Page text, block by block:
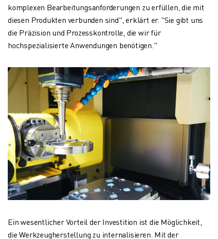
komplexen Bearbeitungsanforderungen zu erfüllen, die mit
diesen Produkten verbunden sind", erklärt er. "Sie gibt uns
die Präzision und Prozesskontrolle, die wir für
hochspezialisierte Anwendungen benötigen."
Ein wesentlicher Vorteil der Investition ist die Möglichkeit,
die Werkzeugherstellung zu internalisieren. Mit der